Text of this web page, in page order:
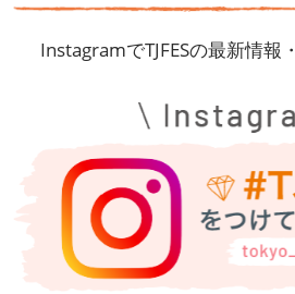
InstagramでTJFESの最新情報